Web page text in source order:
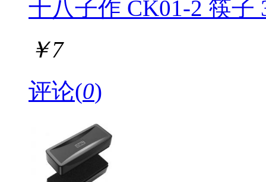
十八子作 CK01-2 筷子
￥7
评论(0)